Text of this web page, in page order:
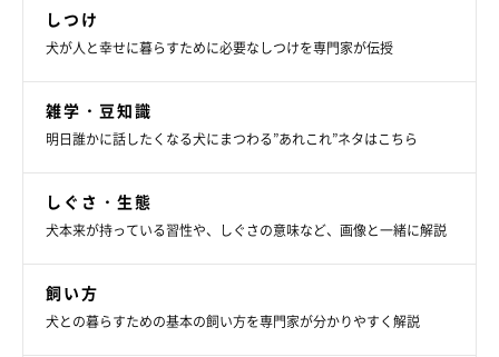
「（ビアデッド・コリー）子犬のときしつける前の暴れん
「（イングリッシュ・セター）とにかく食事量と散歩の長
さですね」
「（ボクサー）子どものころなので、散歩がひとりで出来
なかった」
「（アラスカン・マラミュート）散歩が大変」
しつけ
犬が人と幸せに暮らすために必要なしつけを専門家が伝授
雑学・豆知識
明日誰かに話したくなる犬にまつわる”あれこれ”ネタはこちら
しぐさ・生態
犬本来が持っている習性や、しぐさの意味など、画像と一緒に解説
飼い方
犬との暮らすための基本の飼い方を専門家が分かりやすく解説